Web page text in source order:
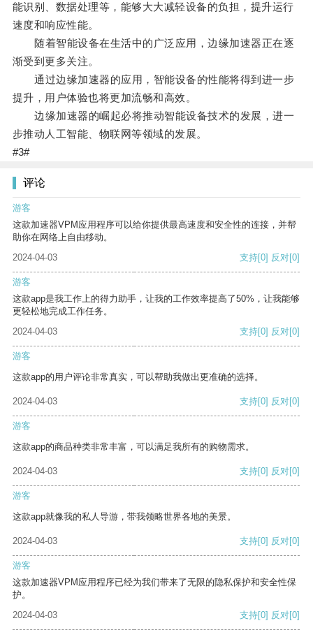
能识别、数据处理等，能够大大减轻设备的负担，提升运行
速度和响应性能。
随着智能设备在生活中的广泛应用，边缘加速器正在逐
渐受到更多关注。
通过边缘加速器的应用，智能设备的性能将得到进一步
提升，用户体验也将更加流畅和高效。
边缘加速器的崛起必将推动智能设备技术的发展，进一
步推动人工智能、物联网等领域的发展。
#3#
评论
游客
这款加速器VPM应用程序可以给你提供最高速度和安全性的连接，并帮
助你在网络上自由移动。
2024-04-03
支持[0] 反对[0]
游客
这款app是我工作上的得力助手，让我的工作效率提高了50%，让我能够
更轻松地完成工作任务。
2024-04-03
支持[0] 反对[0]
游客
这款app的用户评论非常真实，可以帮助我做出更准确的选择。
2024-04-03 支持[0] 反对[0]
游客
这款app的商品种类非常丰富，可以满足我所有的购物需求。
2024-04-03 支持[0] 反对[0]
游客
这款app就像我的私人导游，带我领略世界各地的美景。
2024-04-03 支持[0] 反对[0]
游客
这款加速器VPM应用程序已经为我们带来了无限的隐私保护和安全性保
护。
2024-04-03
支持[0] 反对[0]